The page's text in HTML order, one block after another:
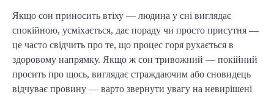
Якщо сон приносить втіху — людина у сні виглядає
спокійною, усміхається, дає пораду чи просто присутня —
це часто свідчить про те, що процес горя рухається в
здоровому напрямку. Якщо ж сон тривожний — покійний
просить про щось, виглядає страждаючим або сновидець
відчуває провину — варто звернути увагу на невирішені